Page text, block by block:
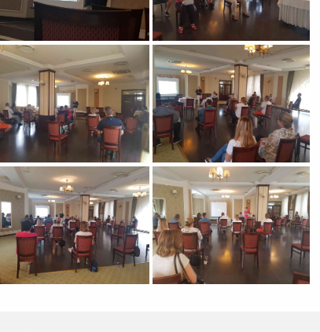
14:00
29°C
15:00
29°C
16:00
26°C
17:00
26°C
18:00
25°C
19:00
24°C